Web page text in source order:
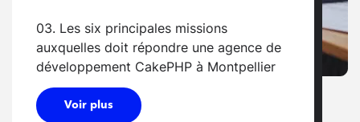
03. Les six principales missions
auxquelles doit répondre une agence de
développement CakePHP à Montpellier
Voir plus